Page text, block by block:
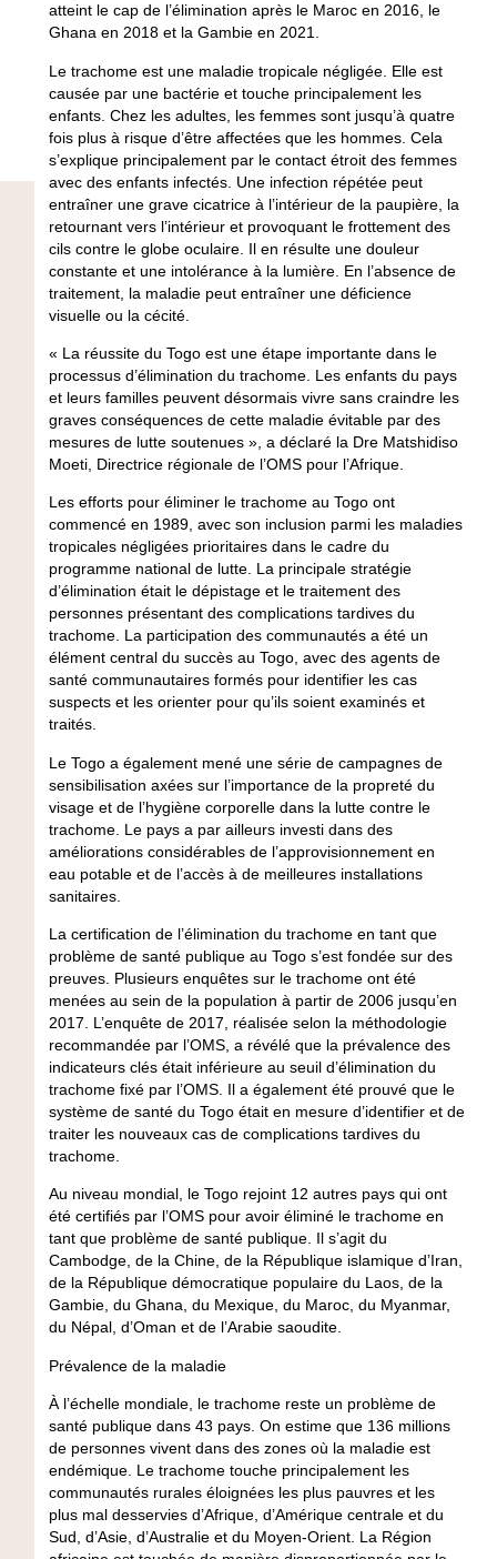
atteint le cap de l’élimination après le Maroc en 2016, le
Ghana en 2018 et la Gambie en 2021.
Le trachome est une maladie tropicale négligée. Elle est
causée par une bactérie et touche principalement les
enfants. Chez les adultes, les femmes sont jusqu’à quatre
fois plus à risque d’être affectées que les hommes. Cela
s’explique principalement par le contact étroit des femmes
avec des enfants infectés. Une infection répétée peut
entraîner une grave cicatrice à l’intérieur de la paupière, la
retournant vers l’intérieur et provoquant le frottement des
cils contre le globe oculaire. Il en résulte une douleur
constante et une intolérance à la lumière. En l’absence de
traitement, la maladie peut entraîner une déficience
visuelle ou la cécité.
« La réussite du Togo est une étape importante dans le
processus d’élimination du trachome. Les enfants du pays
et leurs familles peuvent désormais vivre sans craindre les
graves conséquences de cette maladie évitable par des
mesures de lutte soutenues », a déclaré la Dre Matshidiso
Moeti, Directrice régionale de l’OMS pour l’Afrique.
Les efforts pour éliminer le trachome au Togo ont
commencé en 1989, avec son inclusion parmi les maladies
tropicales négligées prioritaires dans le cadre du
programme national de lutte. La principale stratégie
d’élimination était le dépistage et le traitement des
personnes présentant des complications tardives du
trachome. La participation des communautés a été un
élément central du succès au Togo, avec des agents de
santé communautaires formés pour identifier les cas
suspects et les orienter pour qu’ils soient examinés et
traités.
Le Togo a également mené une série de campagnes de
sensibilisation axées sur l’importance de la propreté du
visage et de l’hygiène corporelle dans la lutte contre le
trachome. Le pays a par ailleurs investi dans des
améliorations considérables de l’approvisionnement en
eau potable et de l’accès à de meilleures installations
sanitaires.
La certification de l’élimination du trachome en tant que
problème de santé publique au Togo s’est fondée sur des
preuves. Plusieurs enquêtes sur le trachome ont été
menées au sein de la population à partir de 2006 jusqu’en
2017. L’enquête de 2017, réalisée selon la méthodologie
recommandée par l’OMS, a révélé que la prévalence des
indicateurs clés était inférieure au seuil d’élimination du
trachome fixé par l’OMS. Il a également été prouvé que le
système de santé du Togo était en mesure d’identifier et de
traiter les nouveaux cas de complications tardives du
trachome.
Au niveau mondial, le Togo rejoint 12 autres pays qui ont
été certifiés par l’OMS pour avoir éliminé le trachome en
tant que problème de santé publique. Il s’agit du
Cambodge, de la Chine, de la République islamique d’Iran,
de la République démocratique populaire du Laos, de la
Gambie, du Ghana, du Mexique, du Maroc, du Myanmar,
du Népal, d’Oman et de l’Arabie saoudite.
Prévalence de la maladie
À l’échelle mondiale, le trachome reste un problème de
santé publique dans 43 pays. On estime que 136 millions
de personnes vivent dans des zones où la maladie est
endémique. Le trachome touche principalement les
communautés rurales éloignées les plus pauvres et les
plus mal desservies d’Afrique, d’Amérique centrale et du
Sud, d’Asie, d’Australie et du Moyen-Orient. La Région